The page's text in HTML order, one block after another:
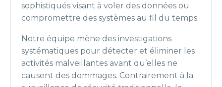
sophistiqués visant à voler des données ou
compromettre des systèmes au fil du temps.
Notre équipe mène des investigations
systématiques pour détecter et éliminer les
activités malveillantes avant qu’elles ne
causent des dommages. Contrairement à la